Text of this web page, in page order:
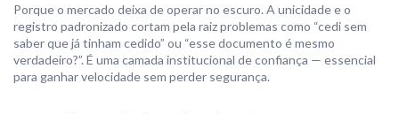
Porque o mercado deixa de operar no escuro. A unicidade e o
registro padronizado cortam pela raiz problemas como “cedi sem
saber que já tinham cedido” ou “esse documento é mesmo
verdadeiro?”. É uma camada institucional de confiança — essencial
para ganhar velocidade sem perder segurança.